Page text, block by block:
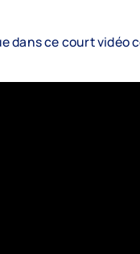
dans ce court